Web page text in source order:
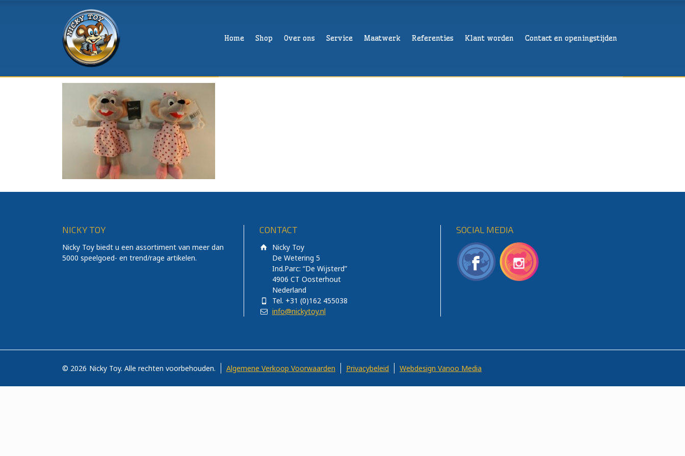
Home Shop Over ons Service Maatwerk Referenties Klant worden Contact en openingstijden
NICKY TOY
Nicky Toy biedt u een assortiment van meer dan
5000 speelgoed- en trend/rage artikelen.
CONTACT
Nicky Toy
De Wetering 5
Ind.Parc: “De Wijsterd”
4906 CT Oosterhout
Nederland
Tel. +31 (0)162 455038
info@nickytoy.nl
SOCIAL MEDIA
© 2026 Nicky Toy. Alle rechten voorbehouden. Algemene Verkoop Voorwaarden Privacybeleid Webdesign Vanoo Media